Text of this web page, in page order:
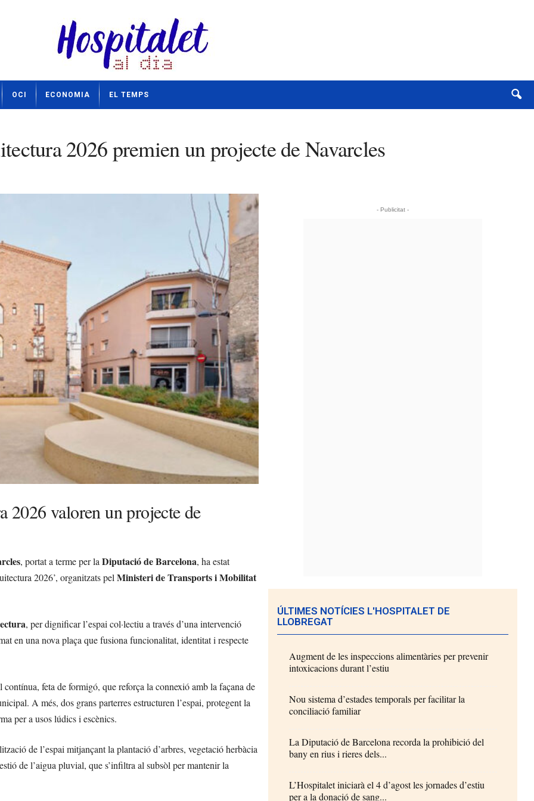
OCI ECONOMIA EL TEMPS
2026 premien un projecte de Navarcles
2026 valoren un projecte de
, portat a terme per laDiputació de Barcelona, ha estat
2026’, organitzats pelMinisteri de Transports i Mobilitat
, per dignificar l’espai col·lectiu a través d’una intervenció
en una nova plaça que fusiona funcionalitat, identitat i respecte
feta de formigó, que reforça la connexió amb la façana de
A més, dos grans parterres estructuren l’espai, protegent la
per a usos lúdics i escènics.
de l’espai mitjançant la plantació d’arbres, vegetació herbàcia
de l’aigua pluvial, que s’infiltra al subsòl per mantenir la
- Publicitat -
ÚLTIMES NOTÍCIES L'HOSPITALET DE
LLOBREGAT
Augment de les inspeccions alimentàries per prevenir
intoxicacions durant l’estiu
Nou sistema d’estades temporals per facilitar la
conciliació familiar
La Diputació de Barcelona recorda la prohibició del
bany en rius i rieres dels...
L’Hospitalet iniciarà el 4 d’agost les jornades d’estiu
per a la donació de sang...